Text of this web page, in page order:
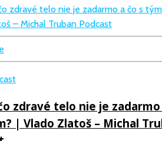
zdravé telo nie je zadarmo
| Vlado Zlatoš – Michal